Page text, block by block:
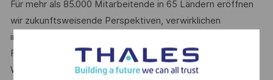
Für mehr als 85.000 Mitarbeitende in 65 Ländern eröffnen
wir zukunftsweisende Perspektiven, verwirklichen
individuelle Karrierewege und ermöglichen kreative
Freiräume. Dies gelingt durch Mut, Vielfalt und den festen
Willen, die anspruchsvollen Herausforderungen unserer Zeit